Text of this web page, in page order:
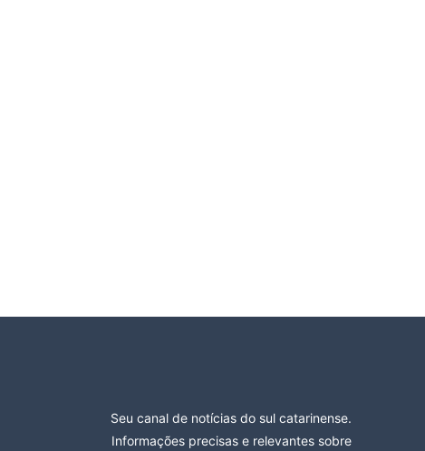
Seu canal de notícias do sul catarinense.
Informações precisas e relevantes sobre